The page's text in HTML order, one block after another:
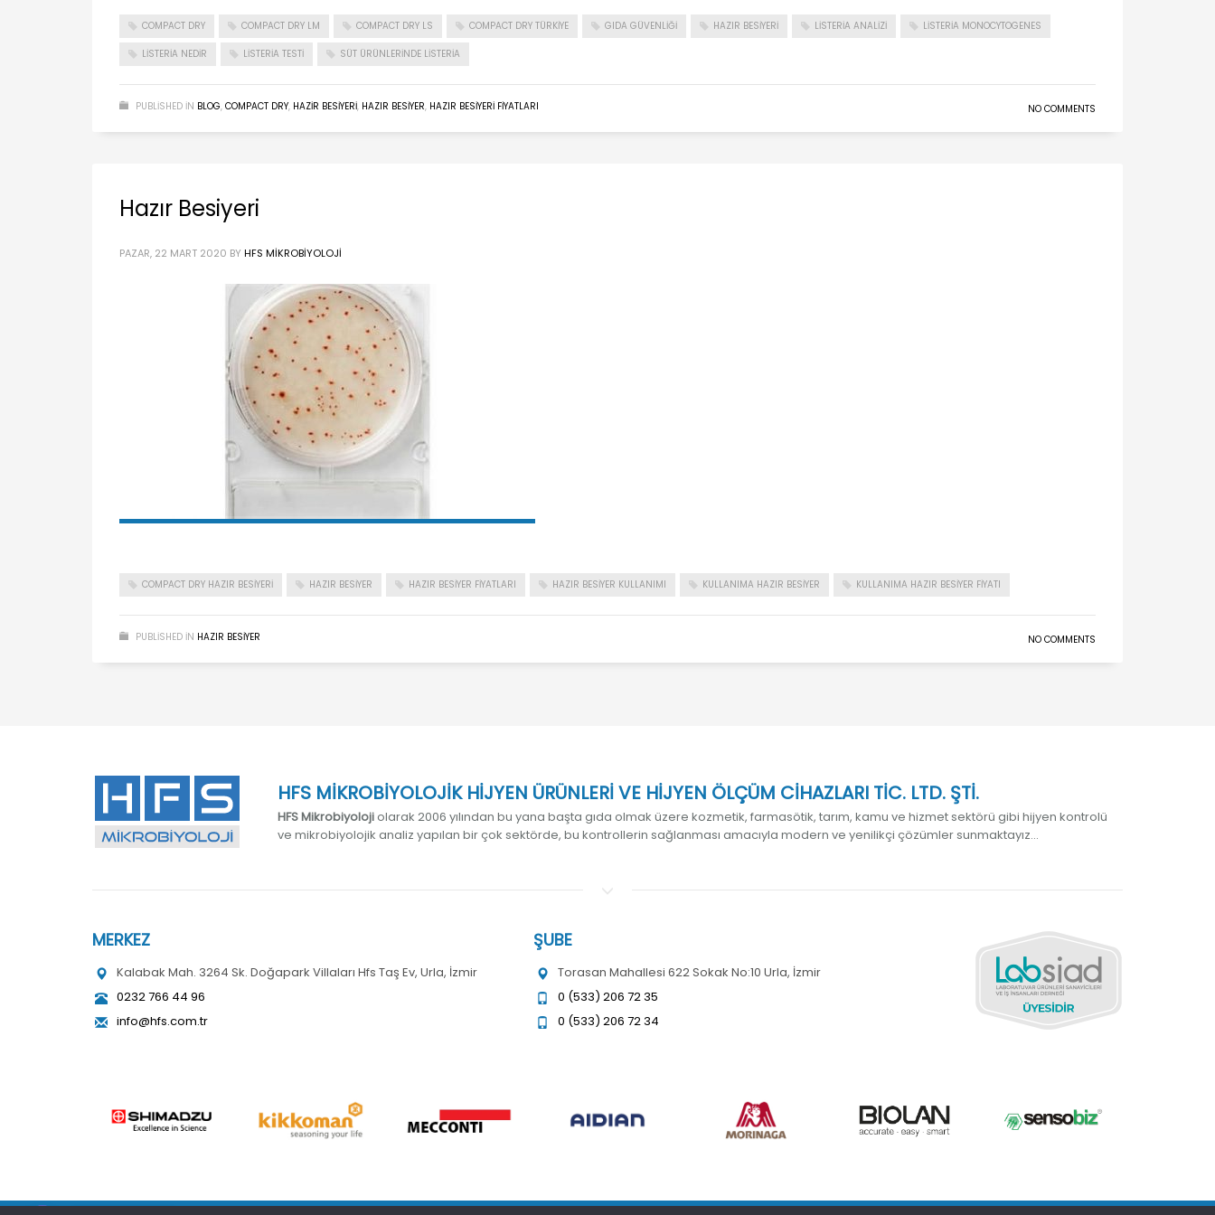
COMPACT DRY COMPACT DRY LM COMPACT DRY LS COMPACT DRY TÜRKIYE GIDA GÜVENLIĞI HAZIR BESIYERI LISTERIA ANALIZI LISTERIA MONOCYTOGENES
LISTERIA NEDIR LISTERIA TESTI SÜT ÜRÜNLERINDE LISTERIA
PUBLISHED IN BLOG, COMPACT DRY, HAZIR BESIYERI, HAZIR BESIYER, HAZIR BESIYERI FIYATLARI NO COMMENTS
Hazır Besiyeri
PAZAR, 22 MART 2020 BY HFS MIKROBIYOLOJI
COMPACT DRY HAZIR BESIYERI HAZIR BESIYER HAZIR BESIYER FIYATLARI HAZIR BESIYER KULLANIMI KULLANIMA HAZIR BESIYER KULLANIMA HAZIR BESIYER FIYATI
PUBLISHED IN HAZIR BESIYER NO COMMENTS
HFS MİKROBİYOLOJİK HİJYEN ÜRÜNLERİ VE HİJYEN ÖLÇÜM CİHAZLARI TİC. LTD. ŞTİ.
HFS Mikrobiyolojiolarak 2006 yılından bu yana başta gıda olmak üzere kozmetik, farmasötik, tarım, kamu ve hizmet sektörü gibi hijyen kontrolü
ve mikrobiyolojik analiz yapılan bir çok sektörde, bu kontrollerin sağlanması amacıyla modern ve yenilikçi çözümler sunmaktayız...
MERKEZ
Kalabak Mah. 3264 Sk. Doğapark Villaları Hfs Taş Ev, Urla, İzmir
0232 766 44 96
info@hfs.com.tr
ŞUBE
Torasan Mahallesi 622 Sokak No:10 Urla, İzmir
0 (533) 206 72 35
0 (533) 206 72 34